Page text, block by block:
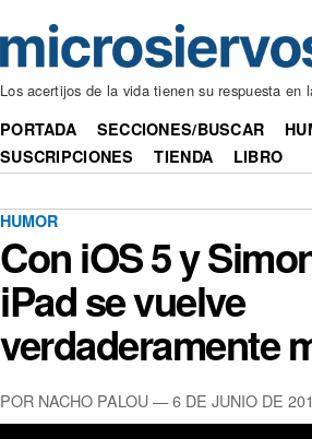
Los acertijos de la vida tienen su respuesta en
PORTADA SECCIONES/BUSCAR
SUSCRIPCIONES
TIENDA LIBRO
HUMOR
Con iOS 5 y
iPad se vuelve
verdaderamente
POR NACHO PALOU — 6 DE JUNIO DE